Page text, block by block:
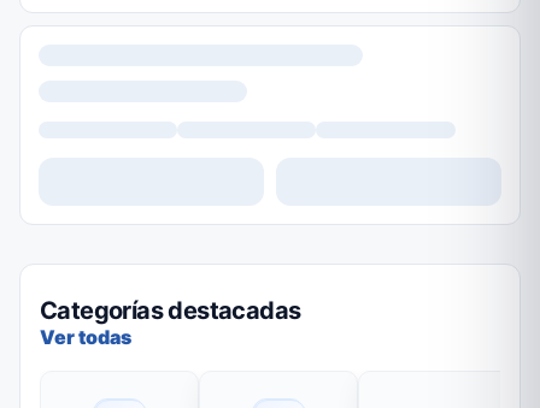
Categorías destacadas
Ver todas